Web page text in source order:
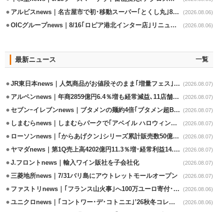
アルビスnews｜名古屋市で初･移動スーパー｢とくし丸｣8/4運行開始 (2026.08.06)
OICグループnews｜8/16｢ロピア港北インター店｣リニューアル/食品売場拡大 (2026.08.06)
最新ニュース 一覧
JR東日本news｜人気商品がお値段そのまま｢増量フェス｣8/18から開催 (2026.08.07)
アルペンnews｜年商2859億円6.4％増も経常減益､11店舗出店、4店閉鎖 (2026.08.07)
セブンｰイレブンnews｜ブタメンの麺約4倍｢ブタメン超BIG｣8/11から限定発売 (2026.08.07)
しまむらnews｜しまむらパークで｢アベイル ハロウィンじゅんびフェア｣開催 (2026.08.07)
ローソンnews｜｢からあげクン｣シリーズ累計販売数50億食突破 (2026.08.07)
ヤマダnews｜第1Q売上高4202億円11.3％増･経常利益14.5％増 (2026.08.07)
J.フロントnews｜輸入ワイン販社を子会社化 (2026.08.07)
三菱地所news｜7/31バリ島にアウトレットモールオープン (2026.08.07)
ファストリnews｜｢フランス山火事｣へ100万ユーロ寄付･衣料5万点も提供 (2026.08.06)
ユニクロnews｜｢コントワー･デ･コトニエ｣’26秋冬コレクション8/28発売 (2026.08.06)